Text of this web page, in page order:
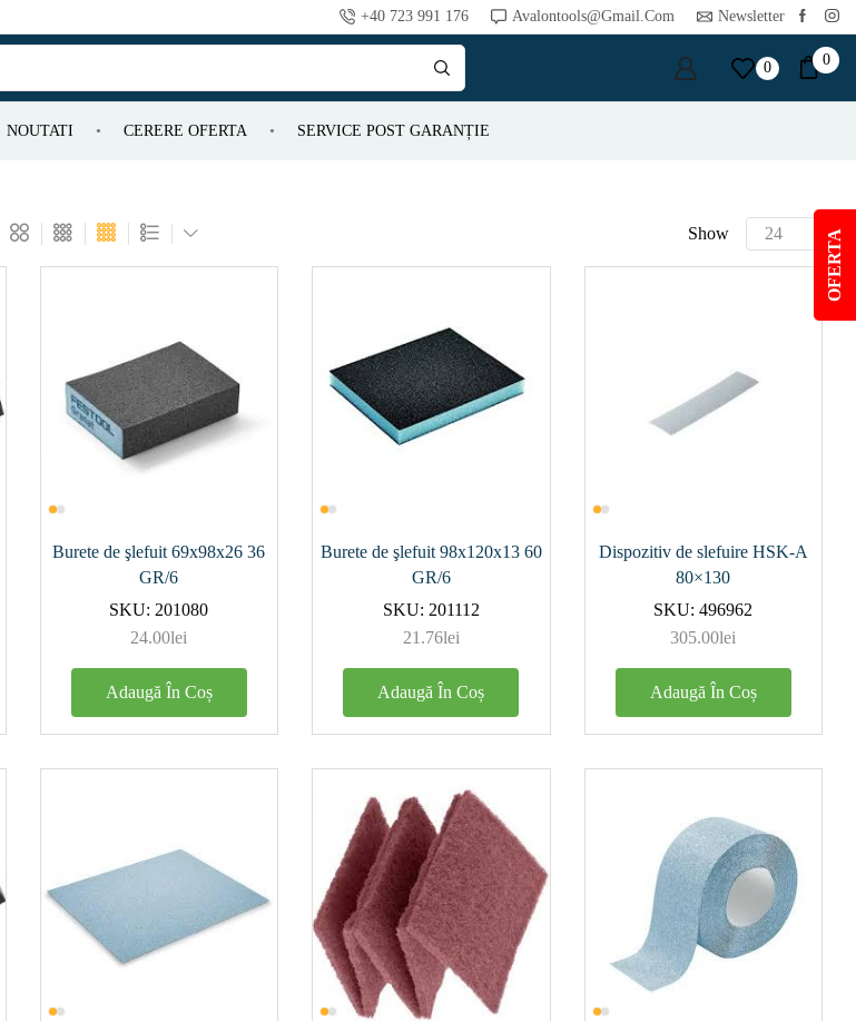
+40 723 991 176 Avalontools@gmail.com Newsletter
0 0
NOUTATI CERERE OFERTA SERVICE POST GARANȚIE
Show
Burete de şlefuit 69x98x26 36
GR/6
SKU: 201080
24.00lei
Adaugă În Coș
Burete de şlefuit 98x120x13 60
GR/6
SKU: 201112
21.76lei
Adaugă În Coș
Dispozitiv de slefuire HSK-A
80×130
SKU:496962
305.00lei
Adaugă În Coș
OFERTA